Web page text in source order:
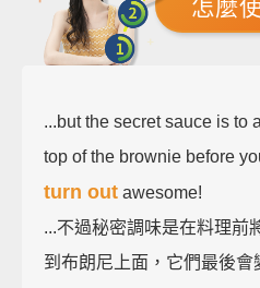
怎麼
...but the secret sauce is to
top of the brownie before
turn out awesome!
...不過秘密調味是在料理前
到布朗尼上面，它們最後會